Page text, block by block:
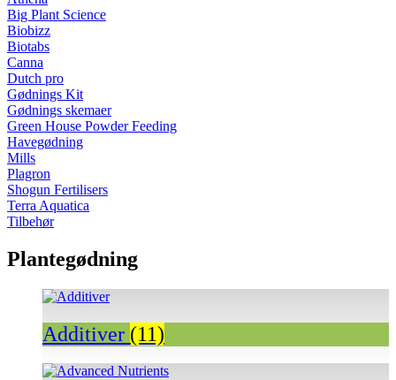
Big Plant Science
Biobizz
Biotabs
Canna
Dutch pro
Gødnings Kit
Gødnings skemaer
Green House Powder Feeding
Havegødning
Mills
Plagron
Shogun Fertilisers
Terra Aquatica
Tilbehør
Plantegødning
Additiver (11)